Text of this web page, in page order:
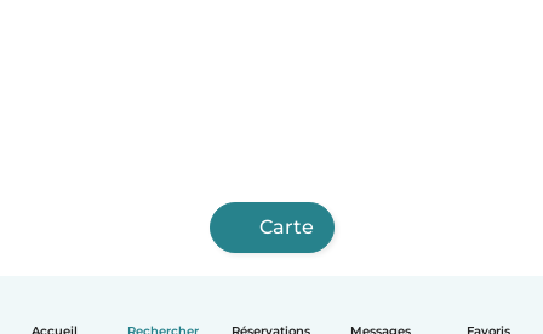
Accueil Rechercher Réservations Messages Favoris
Carte